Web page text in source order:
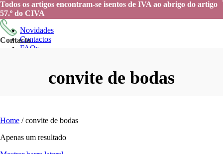
Todos os artigos encontram-se isentos de IVA ao abrigo do artigo
57.º do CIVA
Novidades
Contactos
FAQs
Contacto
convite de bodas
Home /convite de bodas
Apenas um resultado